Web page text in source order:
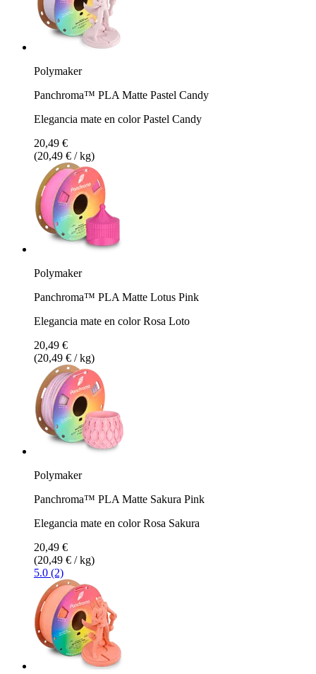
Polymaker
Panchroma™ PLA Matte Pastel Candy
Elegancia mate en color Pastel Candy
20,49 €
(20,49 € / kg)
Polymaker
Panchroma™ PLA Matte Lotus Pink
Elegancia mate en color Rosa Loto
20,49 €
(20,49 € / kg)
Polymaker
Panchroma™ PLA Matte Sakura Pink
Elegancia mate en color Rosa Sakura
20,49 €
(20,49 € / kg)
5.0 (2)